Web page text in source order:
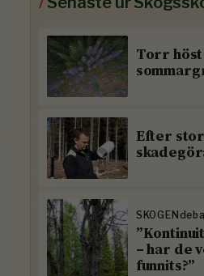
Torr
Efter
– har de
funnits?”